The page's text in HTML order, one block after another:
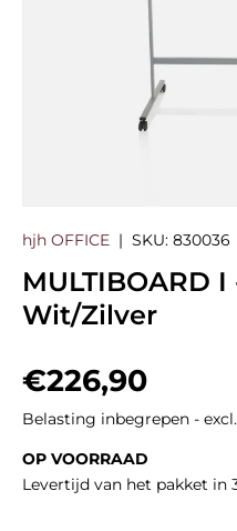
hjh OFFICE | SKU: 830036
MULTIBOARD
Wit/Zilver
Reguliere prijs
€226,90
Belasting inbegrepen -
OP VOORRAAD
Levertijd van het pakket in